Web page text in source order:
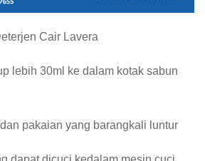
Cair Lavera
lebih 30ml ke dalam kotak sabun
pakaian yang barangkali luntur